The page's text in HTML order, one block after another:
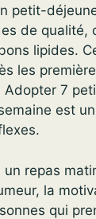
petit-
de qualité,
lipides.
les
Adopter 7
est
un repas
la
qui